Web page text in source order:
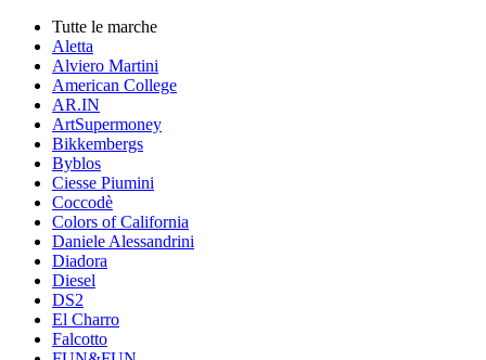
Tutte le marche
Aletta
Alviero Martini
American College
AR.IN
ArtSupermoney
Bikkembergs
Byblos
Ciesse Piumini
Coccodè
Colors of California
Daniele Alessandrini
Diadora
Diesel
DS2
El Charro
Falcotto